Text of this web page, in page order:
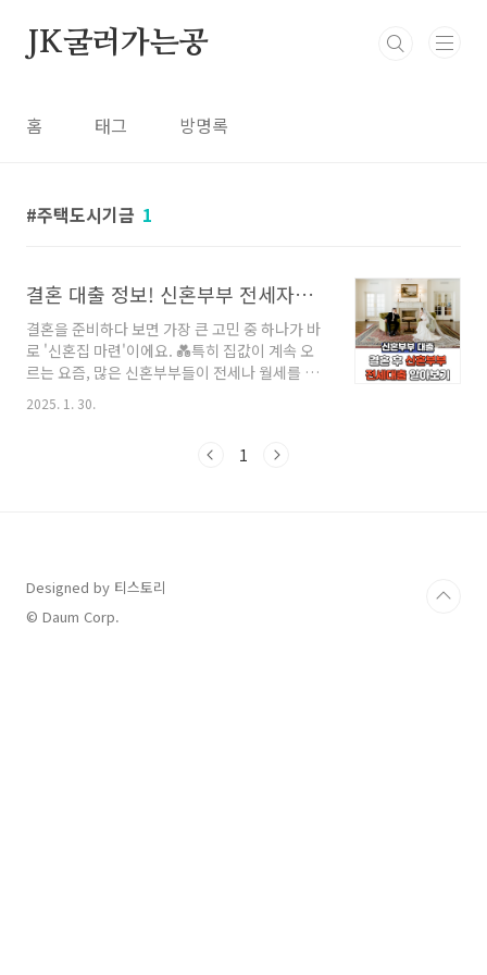
JK굴러가는공
홈 태그 방명록
주택도시기금 1
결혼 대출 정보! 신혼부부 전세자금 대출 총정리
결혼을 준비하다 보면 가장 큰 고민 중 하나가 바
로 '신혼집 마련'이에요. 💑특히 집값이 계속 오
르는 요즘, 많은 신혼부부들이 전세나 월세를 고
민하게 되죠.다행히 정부에서는 신혼부부를 위한
다양한 대출 상품을 제공하고 있어요!오늘은 신
드릴게요. 🏡📌 신혼부부 전세자금 대출이란?신
최대 2~4억 원(대출 상품별 차이 있음)✅ 대출 금
리: 연1.2%~3%대 (정부 지원 상품)✅ 대출 기
2025. 1. 30.
1
Designed by 티스토리
© Daum Corp.